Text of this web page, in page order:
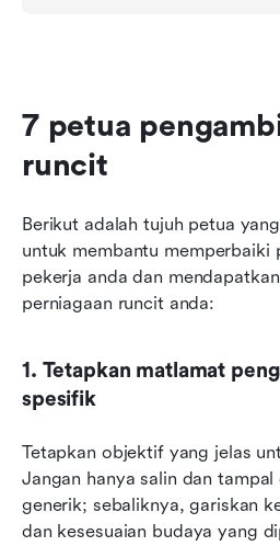
7 petua
runcit
Berikut adalah tujuh petua
untuk membantu memperbaiki
pekerja anda dan
perniagaan runcit anda:
1. Tetapkan matlamat
spesifik
Tetapkan objektif yang jelas
Jangan hanya salin dan
generik; sebaliknya, gariskan
dan kesesuaian budaya yang